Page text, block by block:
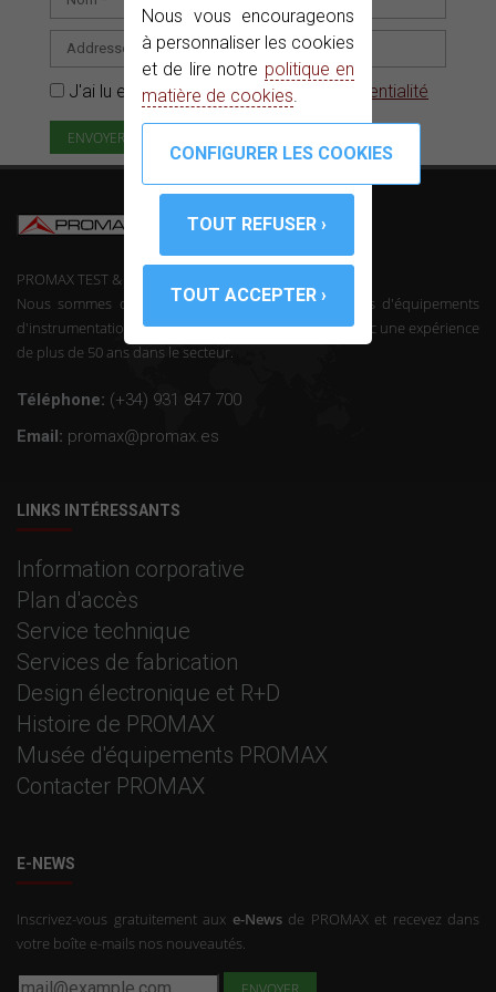
Nous vous encourageons
à personnaliser les cookies
et de lire notre politique en
matière de cookies
J'ai lu et accepté laPolitique de confidentialité
PROMAX TEST & MEASUREMENT, SLU ©
Nous sommes des fabricants de télécommunications d'équipements
d'instrumentation et l'électronique professionnelle avec une expérience
de plus de 50 ans dans le secteur.
Téléphone: (+34) 931 847 700
Email: promax@promax.es
LINKS INTÉRESSANTS
Information corporative
Plan d'accès
Service technique
Services de fabrication
Design électronique et R+D
Histoire de PROMAX
Musée d'équipements PROMAX
Contacter PROMAX
E-NEWS
Inscrivez-vous gratuitement aux e-Newsde PROMAX et recevez dans
votre boîte e-mails nos nouveautés.